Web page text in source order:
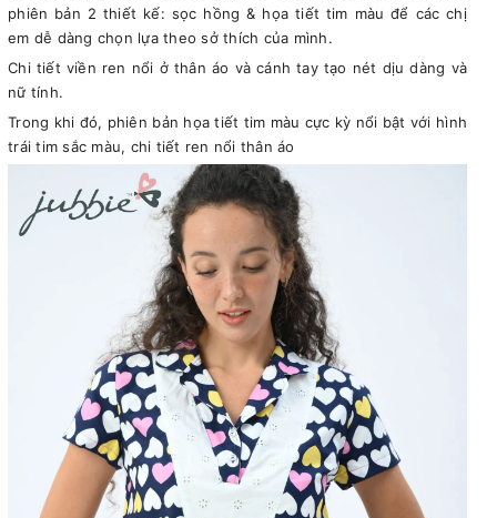
phiên bản 2 thiết kế: sọc hồng & họa tiết tim màu để các chị
em dễ dàng chọn lựa theo sở thích của mình.
Chi tiết viền ren nổi ở thân áo và cánh tay tạo nét dịu dàng và
nữ tính.
Trong khi đó, phiên bản họa tiết tim màu cực kỳ nổi bật với hình
trái tim sắc màu, chi tiết ren nổi thân áo